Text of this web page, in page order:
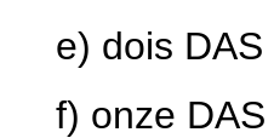
e) dois DAS
f) onze